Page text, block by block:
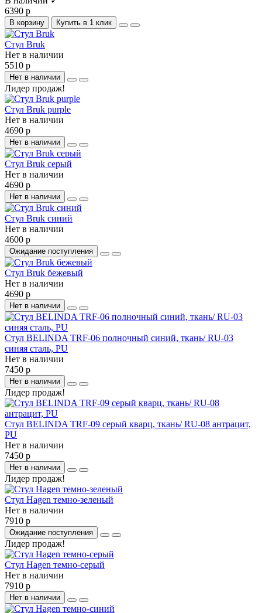
6390 р
В корзину Купить в 1 клик
Стул Bruk
Нет в наличии
5510 р
Нет в наличии
Лидер продаж!
Стул Bruk purple
Нет в наличии
4690 р
Нет в наличии
Стул Bruk серый
Нет в наличии
4690 р
Нет в наличии
Стул Bruk синий
Нет в наличии
4600 р
Ожидание поступления
Стул Bruk бежевый
Нет в наличии
4690 р
Нет в наличии
Стул BELINDA TRF-06 полночный синий, ткань/ RU-03
синяя сталь, PU
Нет в наличии
7450 р
Нет в наличии
Лидер продаж!
Стул BELINDA TRF-09 серый кварц, ткань/ RU-08 антрацит,
PU
Нет в наличии
7450 р
Нет в наличии
Лидер продаж!
Стул Hagen темно-зеленый
Нет в наличии
7910 р
Ожидание поступления
Лидер продаж!
Стул Hagen темно-серый
Нет в наличии
7910 р
Нет в наличии